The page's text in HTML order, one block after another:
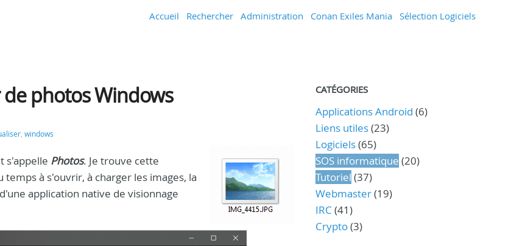
Accueil Rechercher Administration Conan Exiles Mania Sélection Logiciels
photos Windows
, windows
s'appelle Photos. Je trouve cette
à s'ouvrir, à charger les images, la
application native de visionnage
CATÉGORIES
Applications Android (6)
Liens utiles(23)
Logiciels(65)
SOS informatique (20)
Tutoriel (37)
Webmaster(19)
IRC (41)
Crypto(3)